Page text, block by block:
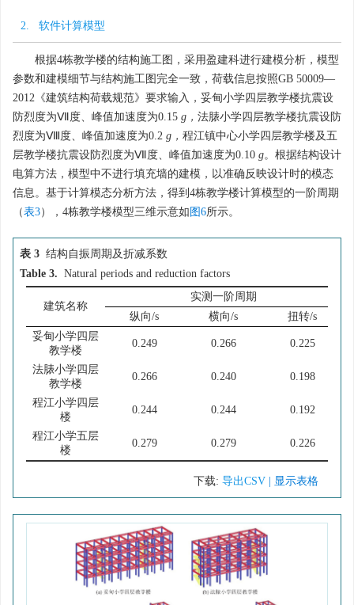
2. 软件计算模型
根据4栋教学楼的结构施工图，采用盈建科进行建模分析，模型
参数和建模细节与结构施工图完全一致，荷载信息按照GB 50009—
2012《建筑结构荷载规范》要求输入，妥甸小学四层教学楼抗震设
防烈度为Ⅶ度、峰值加速度为0.15 g， 法脿小学四层教学楼抗震设防
烈度为Ⅷ度、峰值加速度为0.2 g， 程江镇中心小学四层教学楼及五
层教学楼抗震设防烈度为Ⅶ度、峰值加速度为0.10 g。根据结构设计
电算方法，模型中不进行填充墙的建模，以准确反映设计时的模态
信息。基于计算模态分析方法，得到4栋教学楼计算模型的一阶周期
（表3），4栋教学楼模型三维示意如 图6所示。
表 3 结构自振周期及折减系数
Table 3. Natural periods and reduction factors
建筑名称
实测一阶周期
纵向/s
横向/s
扭转/s
妥甸小学四层
教学楼
0.249 0.266 0.225
法脿小学四层
教学楼
0.266 0.240 0.198
程江小学四层
楼
0.244 0.244 0.192
程江小学五层
楼
0.279 0.279 0.226
下载: 导出CSV | 显示表格